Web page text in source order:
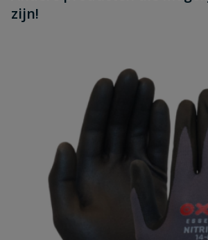
zijn!